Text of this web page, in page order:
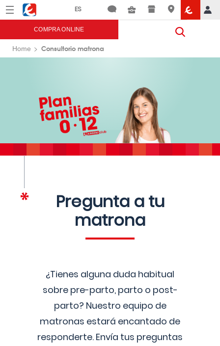
Menú Eroski
COMPRA ONLINE
Home Consultorio matrona
Pregunta a tu
matrona
¿Tienes alguna duda habitual
sobre pre-parto, parto o post-
parto? Nuestro equipo de
matronas estará encantado de
responderte. Envía tus preguntas